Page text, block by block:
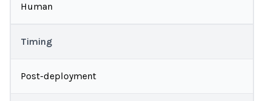
Human
Timing
Post-deployment